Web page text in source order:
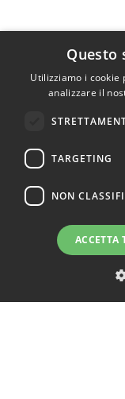
Questo
Utilizziamo i cookie
analizzare il
TARGETING
NON
ACCETTA